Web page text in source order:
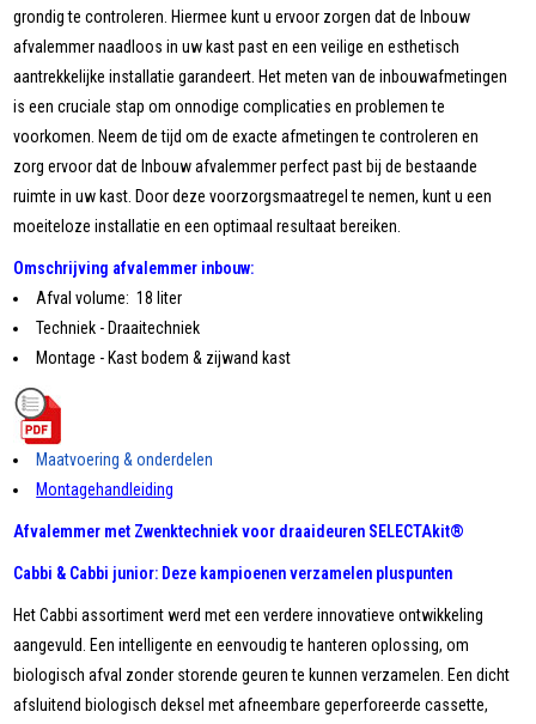
grondig te controleren. Hiermee kunt u ervoor zorgen dat de Inbouw
afvalemmer naadloos in uw kast past en een veilige en esthetisch
aantrekkelijke installatie garandeert. Het meten van de inbouwafmetingen
is een cruciale stap om onnodige complicaties en problemen te
voorkomen. Neem de tijd om de exacte afmetingen te controleren en
zorg ervoor dat de Inbouw afvalemmer perfect past bij de bestaande
ruimte in uw kast. Door deze voorzorgsmaatregel te nemen, kunt u een
moeiteloze installatie en een optimaal resultaat bereiken.
Omschrijving afvalemmer inbouw:
Afval volume: 18 liter
Techniek - Draaitechniek
Montage - Kast bodem & zijwand kast
Maatvoering & onderdelen
Montagehandleiding
Afvalemmer met Zwenktechniek voor draaideuren SELECTAkit®
Cabbi & Cabbi junior: Deze kampioenen verzamelen pluspunten
Het Cabbi assortiment werd met een verdere innovatieve ontwikkeling
aangevuld. Een intelligente en eenvoudig te hanteren oplossing, om
biologisch afval zonder storende geuren te kunnen verzamelen. Een dicht
afsluitend biologisch deksel met afneembare geperforeerde cassette,